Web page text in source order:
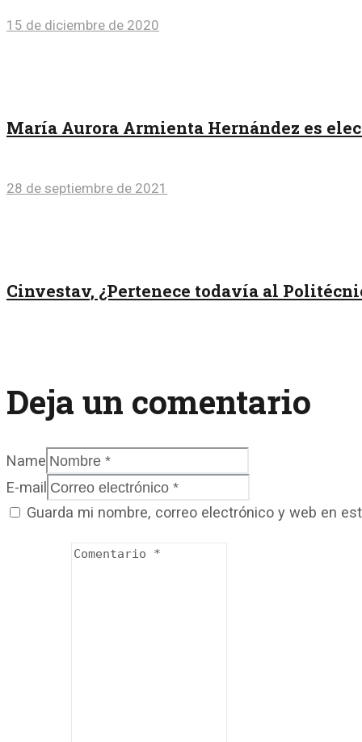
15 de diciembre de 2020
María Aurora Armienta Hernández es
28 de septiembre de 2021
Cinvestav, ¿Pertenece todavía al
Deja un comentario
Name
E-mail
Guarda mi nombre, correo electrónico y web en